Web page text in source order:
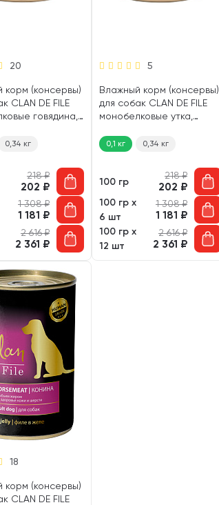
20
корм (консервы)
CLAN DE FILE
говядина,
0,34 кг
218₽
202 ₽
1 308₽
1 181 ₽
2 616₽
2 361 ₽
5
Влажный корм (консервы)
для собак CLAN DE FILE
монобелковые утка,
0,1 кг 0,34 кг
100 гр
218₽
202 ₽
100 гр х
6 шт
1 308₽
1 181 ₽
100 гр х
12 шт
2 616₽
2 361 ₽
18
корм (консервы)
CLAN DE FILE